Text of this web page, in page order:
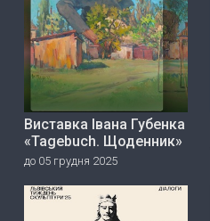
Виставка Івана Губенка
«Tagebuch. Щоденник»
до 05 грудня 2025